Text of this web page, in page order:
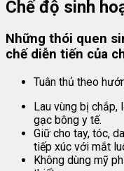
Chế độ sinh
Những thói quen
chế diễn tiến của
Tuân thủ theo
Lau vùng bị chắp,
gạc bông y tế.
Giữ cho tay, tóc,
tiếp xúc với mắt
Không dùng mỹ